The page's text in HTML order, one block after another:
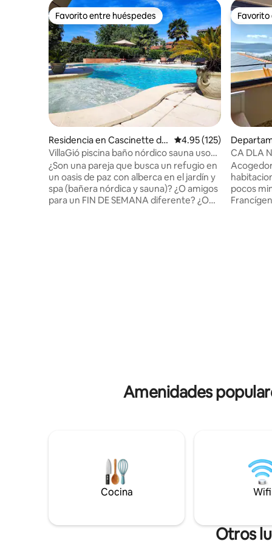
Favorito entre huéspedes
Favorito entre huéspedes
Residencia en Cascinette d'I
vrea
Calificación promedio:
4.95 (125)
VillaGió piscina baño nórdico sauna uso
exclusivo
¿Son una pareja que busca un refugio en
un oasis de paz con alberca en el jardín y
spa (bañera nórdica y sauna)? ¿O amigos
para un FIN DE SEMANA diferente? ¿O
CA DLA
Aire
pocos
Amenidades
Cocina Wifi
Otros